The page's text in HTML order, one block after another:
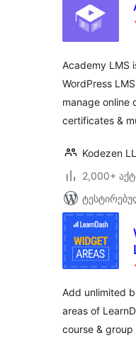
Academy LMS
WordPress
manage online
certificates &
Kodezen
2,000+
Add unlimited
areas of
course & group